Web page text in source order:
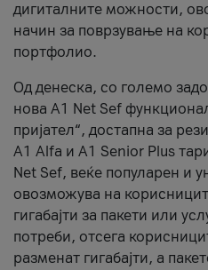
дигиталните можности,
начин за поврзување на
портфолио.
Од денеска, со големо
нова A1 Net Sef
пријател“, достапна за
А1 Alfa и A1 Senior Plus
Net Sef, веќе популарен и
овозможува на
гигабајти за пакети или
потреби, отсега
разменат гигабајти, а